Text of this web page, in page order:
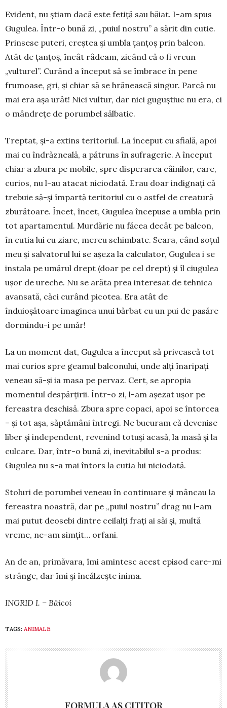
Evident, nu știam dacă este fetiță sau băiat. I-am spus
Gugulea. Într-o bună zi, „puiul nostru” a sărit din cutie.
Prinsese puteri, creștea și umbla țanțoș prin balcon.
Atât de țanțoș, încât râ­deam, zicând că o fi vreun
„vulturel”. Curând a început să se îmbrace în pene
frumoase, gri, și chiar să se hrănească singur. Parcă nu
mai era așa urât! Nici vultur, dar nici guguștiuc nu era, ci
o mân­drețe de porumbel sălbatic.
Treptat, și-a extins teritoriul. La început cu sfială, apoi
mai cu îndrăzneală, a pătruns în sufra­ge­rie. A început
chiar a zbura pe mobile, spre disperarea câi­nilor, care,
curios, nu l-au atacat niciodată. Erau doar indignați că
trebuie să-și împartă teritoriul cu o astfel de creatură
zburătoare. Încet, încet, Gugulea înce­pu­se a umbla prin
tot apartamentul. Murdărie nu făcea de­cât pe balcon,
în cutia lui cu ziare, mereu schimbate. Seara, când soțul
meu și salvatorul lui se așeza la calculator, Gugulea i se
instala pe umărul drept (doar pe cel drept) și îl ciugulea
ușor de ureche. Nu se arăta prea interesat de tehnica
avansată, căci curând pi­cotea. Era atât de
înduioșătoare imaginea unui bărbat cu un pui de pasăre
dormindu-i pe umăr!
La un moment dat, Gugulea a început să pri­veas­că tot
mai curios spre geamul balconului, unde alți înaripați
veneau să-și ia masa pe pervaz. Cert, se apropia
momentul despărțirii. Într-o zi, l-am așezat ușor pe
fereastra deschisă. Zbura spre copaci, apoi se întorcea
– și tot așa, săptămâni întregi. Ne bucuram că devenise
liber și independent, revenind totuși aca­să, la masă și la
culcare. Dar, într-o bună zi, ine­vitabilul s-a produs:
Gugulea nu s-a mai întors la cu­tia lui niciodată.
Stoluri de porumbei veneau în continuare și mân­cau la
fereastra noastră, dar pe „puiul nostru” drag nu l-am
mai putut deosebi dintre ceilalți frați ai săi și, multă
vreme, ne-am simțit… orfani.
An de an, primăvara, îmi amintesc acest epi­sod care-mi
strânge, dar îmi și încălzește inima.
INGRID I. – Băicoi
TAGS: ANIMALE
FORMULA AS CITITOR